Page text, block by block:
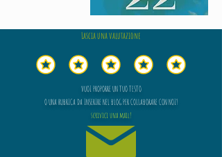
Lascia una valutazione
VUOI PROPORRE UN TUO TESTO
O UNA RUBRICA DA INSERIRE NEL BLOG PER COLLABORARE CON NOI?
scrivici una mail!